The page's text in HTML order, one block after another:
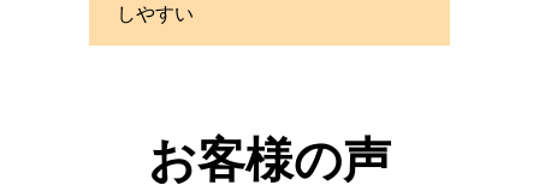
しやすい
お客様の声